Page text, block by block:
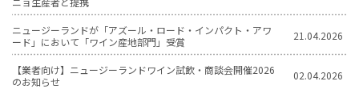
ニュージーランドが「アズール・ロード・インパクト・アワ
ード」において「ワイン産地部門」受賞
21.04.2026
【業者向け】ニュージーランドワイン試飲・商談会開催2026
のお知らせ
02.04.2026